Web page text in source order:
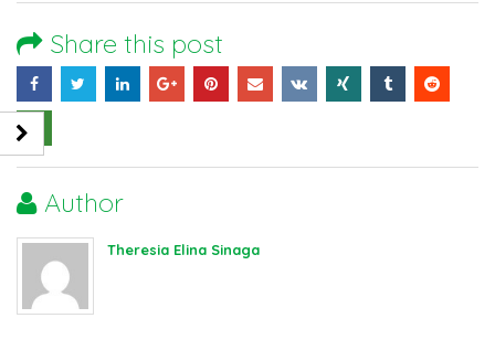
Share this post
Author
Theresia Elina Sinaga